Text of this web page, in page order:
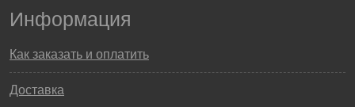
Информация
Как заказать и оплатить
Доставка